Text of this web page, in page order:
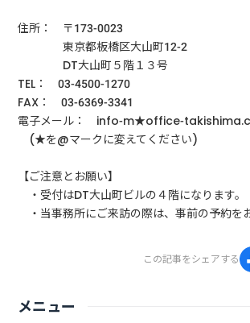
住所： 〒173-0023
東京都板橋区大山町12-2
DT大山町５階１３号
TEL： 03-4500-1270
FAX： 03-6369-3341
電子メール： info-m★office-
(★を@マークに変えてください)
【ご注意とお願い】
・受付はDT大山町ビルの４階になります。
・当事務所にご来訪の際は、事前の予約を
この記事をシェアする
メニュー